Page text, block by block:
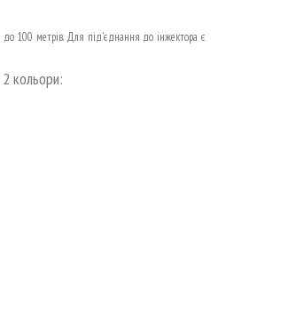
100 метрів. Для під'єднання до інжектора є
кольори: